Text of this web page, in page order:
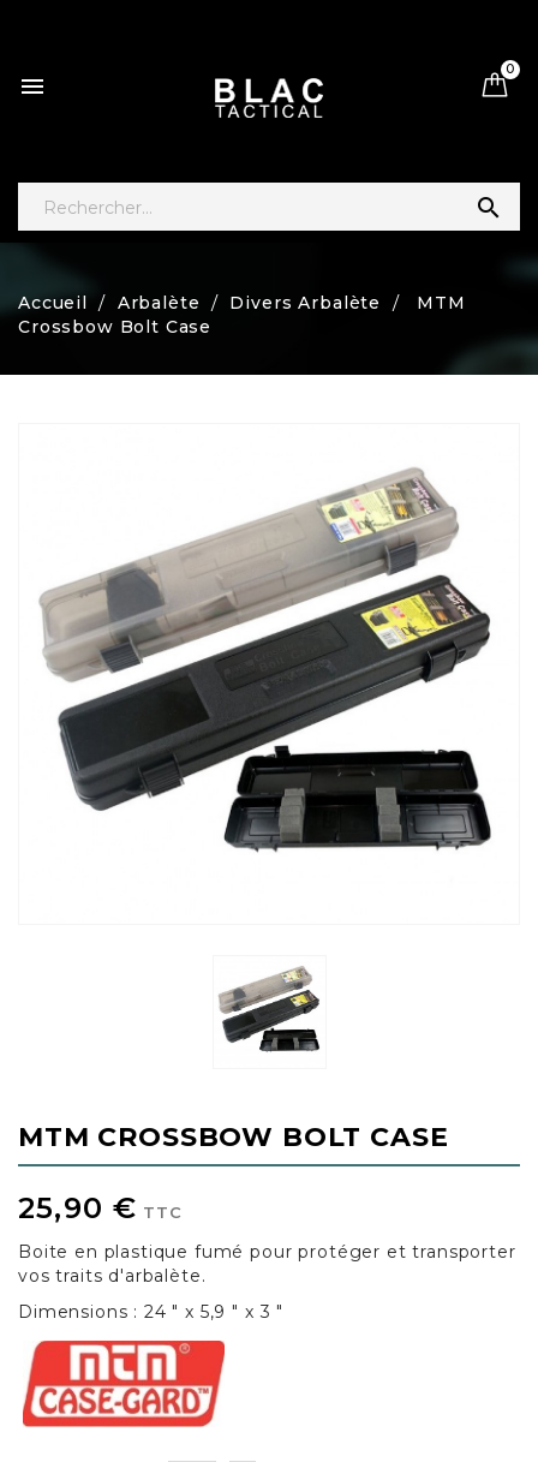

0

Accueil Arbalète Divers Arbalète
MTM
Crossbow Bolt Case
MTM CROSSBOW BOLT CASE
25,90 € TTC
Boite en plastique fumé pour protéger et transporter
vos traits d'arbalète.
Dimensions : 24 " x 5,9 " x 3 "